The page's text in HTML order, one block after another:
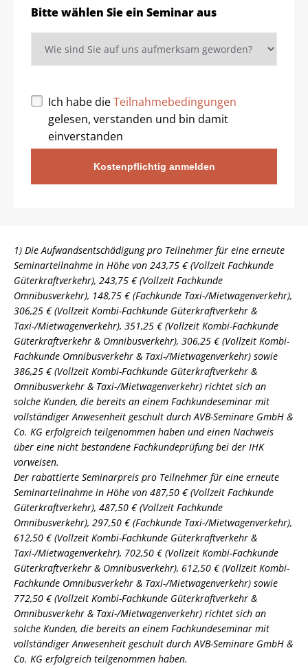
Bitte wählen Sie ein Seminar aus
Ich habe dieTeilnahmebedingungen
gelesen, verstanden und bin damit
einverstanden
Kostenpflichtig anmelden
1) Die Aufwandsentschädigung pro Teilnehmer für eine erneute
Seminarteilnahme in Höhe von 243,75 € (Vollzeit Fachkunde
Güterkraftverkehr), 243,75 € (Vollzeit Fachkunde
Omnibusverkehr), 148,75 € (Fachkunde Taxi-/Mietwagenverkehr),
306,25 € (Vollzeit Kombi-Fachkunde Güterkraftverkehr &
Taxi-/Mietwagenverkehr), 351,25 € (Vollzeit Kombi-Fachkunde
Güterkraftverkehr & Omnibusverkehr), 306,25 € (Vollzeit Kombi-
Fachkunde Omnibusverkehr & Taxi-/Mietwagenverkehr) sowie
386,25 € (Vollzeit Kombi-Fachkunde Güterkraftverkehr &
Omnibusverkehr & Taxi-/Mietwagenverkehr) richtet sich an
solche Kunden, die bereits an einem Fachkundeseminar mit
vollständiger Anwesenheit geschult durch AVB-Seminare GmbH &
Co. KG erfolgreich teilgenommen haben und einen Nachweis
über eine nicht bestandene Fachkundeprüfung bei der IHK
vorweisen.
Der rabattierte Seminarpreis pro Teilnehmer für eine erneute
Seminarteilnahme in Höhe von 487,50 € (Vollzeit Fachkunde
Güterkraftverkehr), 487,50 € (Vollzeit Fachkunde
Omnibusverkehr), 297,50 € (Fachkunde Taxi-/Mietwagenverkehr),
612,50 € (Vollzeit Kombi-Fachkunde Güterkraftverkehr &
Taxi-/Mietwagenverkehr), 702,50 € (Vollzeit Kombi-Fachkunde
Güterkraftverkehr & Omnibusverkehr), 612,50 € (Vollzeit Kombi-
Fachkunde Omnibusverkehr & Taxi-/Mietwagenverkehr) sowie
772,50 € (Vollzeit Kombi-Fachkunde Güterkraftverkehr &
Omnibusverkehr & Taxi-/Mietwagenverkehr) richtet sich an
solche Kunden, die bereits an einem Fachkundeseminar mit
vollständiger Anwesenheit geschult durch AVB-Seminare GmbH &
Co. KG erfolgreich teilgenommen haben.